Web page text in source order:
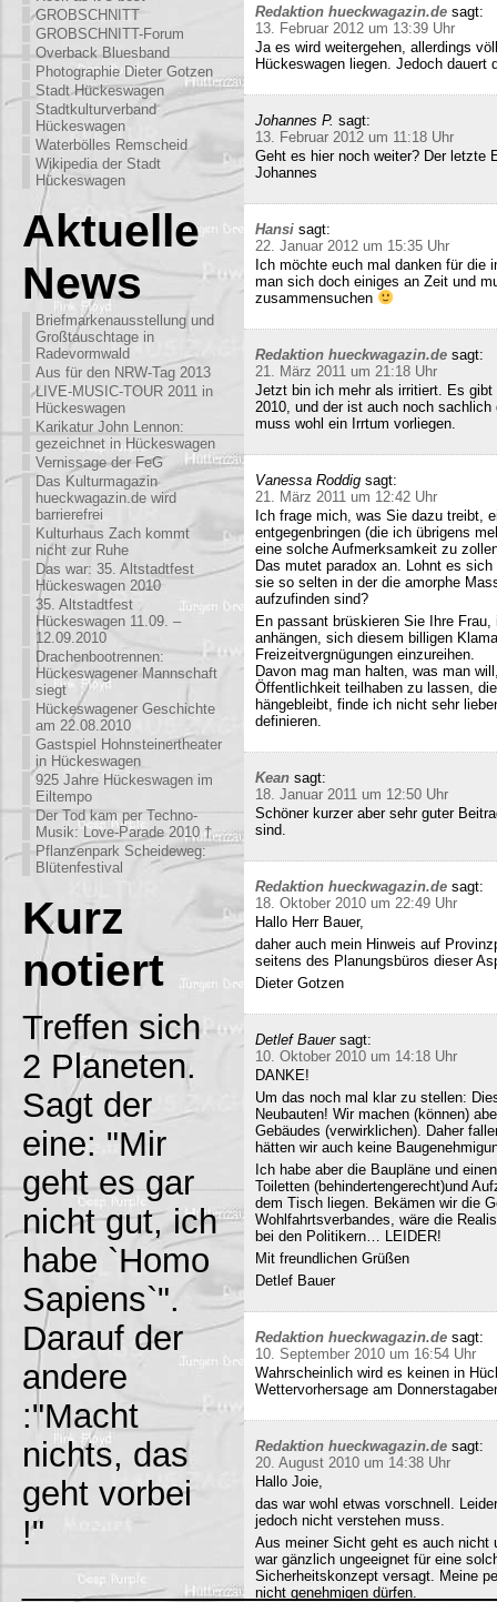
GROBSCHNITT
GROBSCHNITT-Forum
Overback Bluesband
Photographie Dieter Gotzen
Stadt Hückeswagen
Stadtkulturverband
Hückeswagen
Waterbölles Remscheid
Wikipedia der Stadt
Hückeswagen
Aktuelle
News
Briefmarkenausstellung und
Großtauschtage in
Radevormwald
Aus für den NRW-Tag 2013
LIVE-MUSIC-TOUR 2011 in
Hückeswagen
Karikatur John Lennon:
gezeichnet in Hückeswagen
Vernissage der FeG
Das Kulturmagazin
hueckwagazin.de wird
barrierefrei
Kulturhaus Zach kommt
nicht zur Ruhe
Das war: 35. Altstadtfest
Hückeswagen 2010
35. Altstadtfest
Hückeswagen 11.09. –
12.09.2010
Drachenbootrennen:
Hückeswagener Mannschaft
siegt
Hückeswagener Geschichte
am 22.08.2010
Gastspiel Hohnsteinertheater
in Hückeswagen
925 Jahre Hückeswagen im
Eiltempo
Der Tod kam per Techno-
Musik: Love-Parade 2010 †
Pflanzenpark Scheideweg:
Blütenfestival
Kurz
notiert
Treffen sich
2 Planeten.
Sagt der
eine: "Mir
geht es gar
nicht gut, ich
habe `Homo
Sapiens`".
Darauf der
andere
:"Macht
nichts, das
geht vorbei
!"
Redaktion hueckwagazin.de sagt:
13. Februar 2012 um 13:39 Uhr
Ja es wird weitergehen, allerdings
Hückeswagen liegen. Jedoch
Johannes P. sagt:
13. Februar 2012 um 11:18 Uhr
Geht es hier noch weiter? Der letzte
Johannes
Hansi sagt:
22. Januar 2012 um 15:35 Uhr
Ich möchte euch mal danken für die
man sich doch einiges an Zeit und
zusammensuchen
Redaktion hueckwagazin.de sagt:
21. März 2011 um 21:18 Uhr
Jetzt bin ich mehr als irritiert. Es gibt
2010, und der ist auch noch
muss wohl ein Irrtum vorliegen.
Vanessa Roddig sagt:
21. März 2011 um 12:42 Uhr
Ich frage mich, was Sie dazu treibt,
entgegenbringen (die ich übrigens
eine solche Aufmerksamkeit zu
Das mutet paradox an. Lohnt es
sie so selten in der die amorphe
aufzufinden sind?
En passant brüskieren Sie Ihre
anhängen, sich diesem billigen
Freizeitvergnügungen einzureihen.
Davon mag man halten, was man
Öffentlichkeit teilhaben zu lassen,
hängebleibt, finde ich nicht sehr
definieren.
Kean sagt:
18. Januar 2011 um 12:50 Uhr
Schöner kurzer aber sehr guter
sind.
Redaktion hueckwagazin.de sagt:
18. Oktober 2010 um 22:49 Uhr
Hallo Herr Bauer,
daher auch mein Hinweis auf
seitens des Planungsbüros dieser
Dieter Gotzen
Detlef Bauer sagt:
10. Oktober 2010 um 14:18 Uhr
DANKE!
Um das noch mal klar zu stellen:
Neubauten! Wir machen (können)
Gebäudes (verwirklichen). Daher
hätten wir auch keine
Ich habe aber die Baupläne und
Toiletten (behindertengerecht)und
dem Tisch liegen. Bekämen wir die
Wohlfahrtsverbandes, wäre die
bei den Politikern… LEIDER!
Mit freundlichen Grüßen
Detlef Bauer
Redaktion hueckwagazin.de sagt:
10. September 2010 um 16:54 Uhr
Wahrscheinlich wird es keinen in
Wettervorhersage am
Redaktion hueckwagazin.de sagt:
20. August 2010 um 14:38 Uhr
Hallo Joie,
das war wohl etwas vorschnell.
jedoch nicht verstehen muss.
Aus meiner Sicht geht es auch nicht
war gänzlich ungeeignet für eine
Sicherheitskonzept versagt. Meine
nicht genehmigen dürfen.